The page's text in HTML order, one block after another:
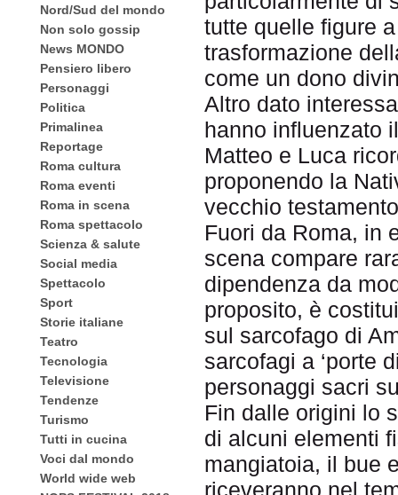
Nord/Sud del mondo
Non solo gossip
News MONDO
Pensiero libero
Personaggi
Politica
Primalinea
Reportage
Roma cultura
Roma eventi
Roma in scena
Roma spettacolo
Scienza & salute
Social media
Spettacolo
Sport
Storie italiane
Teatro
Tecnologia
Televisione
Tendenze
Turismo
Tutti in cucina
Voci dal mondo
World wide web
tutte quelle figure
trasformazione
come un dono
Altro dato
hanno influenzato
Matteo e Luca
proponendo la
vecchio
Fuori da Roma, in
scena compare
dipendenza da
proposito, è
sul sarcofago di
sarcofagi a ‘porte
personaggi sacri
Fin dalle origini lo
di alcuni elementi
mangiatoia, il bue
riceveranno nel